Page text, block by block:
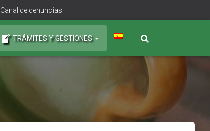
Canal de denuncias
TRÁMITES Y GESTIONES